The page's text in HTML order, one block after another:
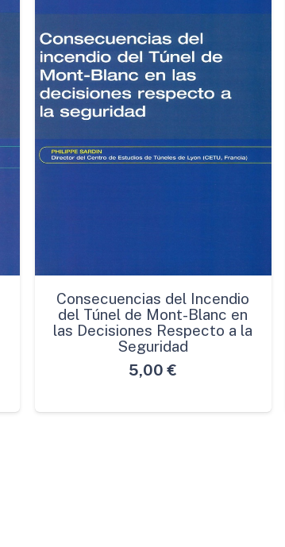
Consecuencias del Incendio
del Túnel de Mont-Blanc en
las Decisiones Respecto a la
Seguridad
5,00 €